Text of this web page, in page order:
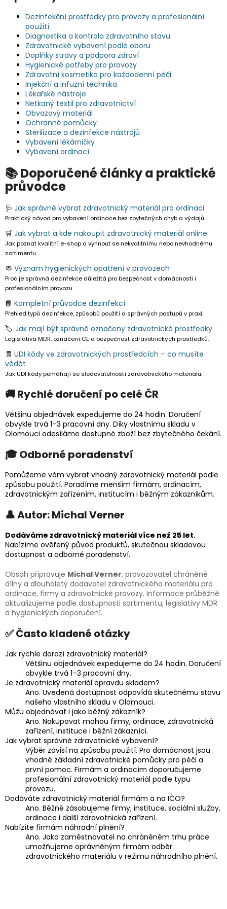
Dezinfekční prostředky pro provozy a profesionální
použití
Diagnostika a kontrola zdravotního stavu
Zdravotnické vybavení podle oboru
Doplňky stravy a podpora zdraví
Hygienické potřeby pro provozy
Zdravotní kosmetika pro každodenní péči
Injekční a infuzní technika
Lékařské nástroje
Netkaný textil pro zdravotnictví
Obvazový materiál
Ochranné pomůcky
Sterilizace a dezinfekce nástrojů
Vybavení lékárničky
Vybavení ordinací
📚 Doporučené články a praktické
průvodce
🩺 Jak správně vybrat zdravotnický materiál pro ordinaci
Praktický návod pro vybavení ordinace bez zbytečných chyb a výdajů.
🛒 Jak vybrat a kde nakoupit zdravotnický materiál online
Jak poznat kvalitní e-shop a vyhnout se nekvalitnímu nebo nevhodnému
sortimentu.
🧼 Význam hygienických opatření v provozech
Proč je správná dezinfekce důležitá pro bezpečnost v domácnosti i
profesionálním provozu.
📘 Kompletní průvodce dezinfekcí
Přehled typů dezinfekce, způsobů použití a správných postupů v praxi.
🏷️ Jak mají být správně označeny zdravotnické prostředky
Legislativa MDR, označení CE a bezpečnost zdravotnických prostředků.
🧾 UDI kódy ve zdravotnických prostředcích – co musíte
vědět
Jak UDI kódy pomáhají se sledovatelností zdravotnického materiálu.
🚚 Rychlé doručení po celé ČR
Většinu objednávek expedujeme do 24 hodin. Doručení
obvykle trvá 1–3 pracovní dny. Díky vlastnímu skladu v
Olomouci odesíláme dostupné zboží bez zbytečného čekání.
🎓 Odborné poradenství
Pomůžeme vám vybrat vhodný zdravotnický materiál podle
způsobu použití. Poradíme menším firmám, ordinacím,
zdravotnickým zařízením, institucím i běžným zákazníkům.
👤 Autor: Michal Verner
Dodáváme zdravotnický materiál více než 25 let.
Nabízíme ověřený původ produktů, skutečnou skladovou
dostupnost a odborné poradenství.
Obsah připravuje Michal Verner, provozovatel chráněné
dílny a dlouholetý dodavatel zdravotnického materiálu pro
ordinace, firmy a zdravotnické provozy. Informace průběžně
aktualizujeme podle dostupnosti sortimentu, legislativy MDR
a hygienických doporučení.
✅ Často kladené otázky
Jak rychle dorazí zdravotnický materiál?
Většinu objednávek expedujeme do 24 hodin. Doručení
obvykle trvá 1–3 pracovní dny.
Je zdravotnický materiál opravdu skladem?
Ano. Uvedená dostupnost odpovídá skutečnému stavu
našeho vlastního skladu v Olomouci.
Můžu objednávat i jako běžný zákazník?
Ano. Nakupovat mohou firmy, ordinace, zdravotnická
zařízení, instituce i běžní zákazníci.
Jak vybrat správné zdravotnické vybavení?
Výběr závisí na způsobu použití. Pro domácnost jsou
vhodné základní zdravotnické pomůcky pro péči a
první pomoc. Firmám a ordinacím doporučujeme
profesionální zdravotnický materiál podle typu
provozu.
Dodáváte zdravotnický materiál firmám a na IČO?
Ano. Běžně zásobujeme firmy, instituce, sociální služby,
ordinace i další zdravotnická zařízení.
Nabízíte firmám náhradní plnění?
Ano. Jako zaměstnavatel na chráněném trhu práce
umožňujeme oprávněným firmám odběr
zdravotnického materiálu v režimu náhradního plnění.